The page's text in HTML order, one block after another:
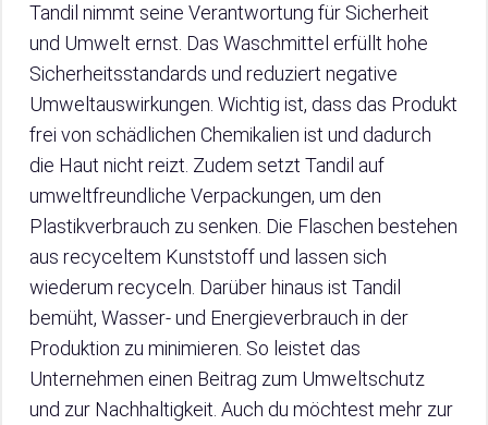
Tandil nimmt seine Verantwortung für Sicherheit
und Umwelt ernst. Das Waschmittel erfüllt hohe
Sicherheitsstandards und reduziert negative
Umweltauswirkungen. Wichtig ist, dass das Produkt
frei von schädlichen Chemikalien ist und dadurch
die Haut nicht reizt. Zudem setzt Tandil auf
umweltfreundliche Verpackungen, um den
Plastikverbrauch zu senken. Die Flaschen bestehen
aus recyceltem Kunststoff und lassen sich
wiederum recyceln. Darüber hinaus ist Tandil
bemüht, Wasser- und Energieverbrauch in der
Produktion zu minimieren. So leistet das
Unternehmen einen Beitrag zum Umweltschutz
und zur Nachhaltigkeit. Auch du möchtest mehr zur